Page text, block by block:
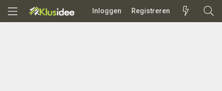
Inloggen Registreren